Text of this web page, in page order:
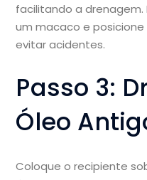
facilitando a drenagem.
um macaco e
evitar acidentes.
Passo 3:
Óleo
Coloque o recipiente